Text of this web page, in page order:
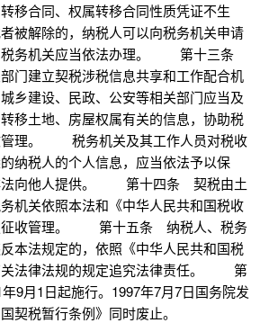
移合同、权属转移合同性质凭证不生
被解除的，纳税人可以向税务机关申请
税务机关应当依法办理。 第十三条
门建立契税涉税信息共享和工作配合机
乡建设、民政、公安等相关部门应当及
移土地、房屋权属有关的信息，协助税
管理。 税务机关及其工作人员对税收
纳税人的个人信息，应当依法予以保
法向他人提供。 第十四条 契税由土
机关依照本法和《中华人民共和国税收
征收管理。 第十五条 纳税人、税务
本法规定的，依照《中华人民共和国税
关法律法规的规定追究法律责任。 第
9月1日起施行。1997年7月7日国务院发
契税暂行条例》同时废止。